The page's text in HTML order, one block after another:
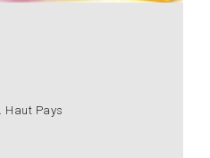
Haut Pays